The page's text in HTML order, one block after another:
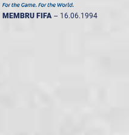
MEMBRU FIFA -- 16.06.1994